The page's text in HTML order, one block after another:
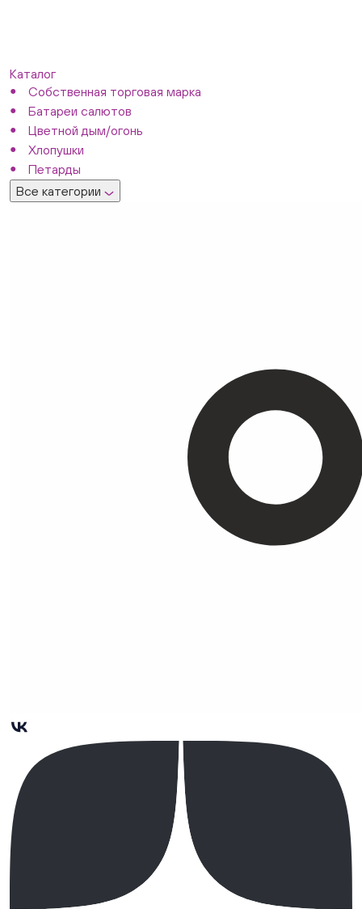
Каталог
Собственная торговая марка
Батареи салютов
Цветной дым/огонь
Хлопушки
Петарды
Все категории